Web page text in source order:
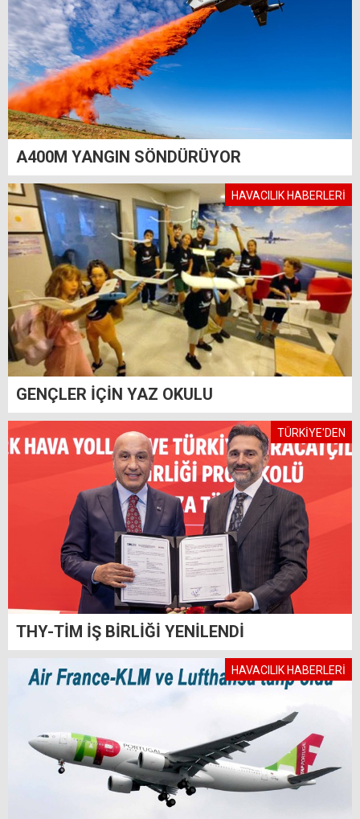
A400M YANGIN SÖNDÜRÜYOR
HAVACILIK HABERLERİ
GENÇLER İÇİN YAZ OKULU
TÜRKİYE'DEN
THY-TİM İŞ BİRLİĞİ YENİLENDİ
HAVACILIK HABERLERİ